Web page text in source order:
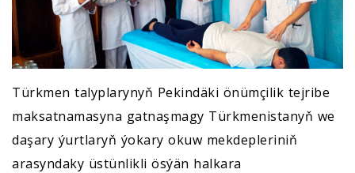
Türkmen talyplarynyň Pekindäki önümçilik tejribe
maksatnamasyna gatnaşmagy Türkmenistanyň we
daşary ýurtlaryň ýokary okuw mekdepleriniň
arasyndaky üstünlikli ösýän halkara